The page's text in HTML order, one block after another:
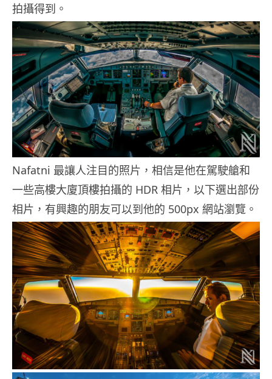
拍攝得到。
Nafatni 最讓人注目的照片，相信是他在駕駛艙和
一些高樓大廈頂樓拍攝的 HDR 相片，以下選出部份
相片，有興趣的朋友可以到他的 500px 網站瀏覽。